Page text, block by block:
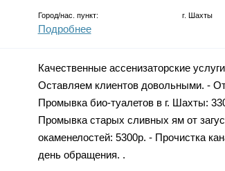
Город/нас. пункт: г. Шахты
Подробнее
Качественные ассенизаторские
Оставляем клиентов довольными. -
Промывка био-туалетов в г. Шахты:
Промывка старых сливных ям от
окаменелостей: 5300р. - Прочистка
день обращения. .